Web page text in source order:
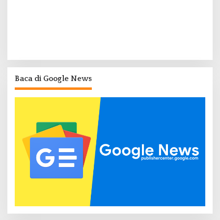
Baca di Google News